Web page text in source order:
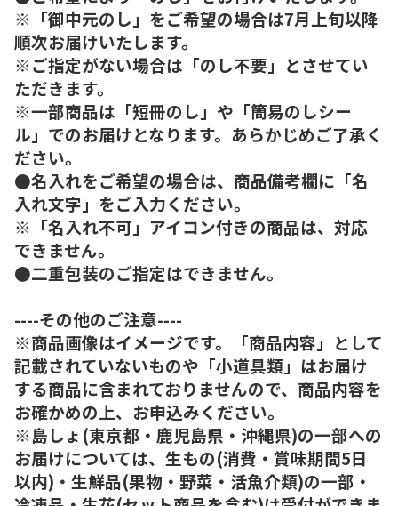
※「御中元のし」をご希望の場合は7月上旬以降
順次お届けいたします。
※ご指定がない場合は「のし不要」とさせてい
ただきます。
※一部商品は「短冊のし」や「簡易のしシー
ル」でのお届けとなります。あらかじめご了承く
ださい。
●名入れをご希望の場合は、商品備考欄に「名
入れ文字」をご入力ください。
※「名入れ不可」アイコン付きの商品は、対応
できません。
●二重包装のご指定はできません。
----その他のご注意----
※商品画像はイメージです。「商品内容」として
記載されていないものや「小道具類」はお届け
する商品に含まれておりませんので、商品内容を
お確かめの上、お申込みください。
※島しょ(東京都・鹿児島県・沖縄県)の一部への
お届けについては、生もの(消費・賞味期間5日
以内)・生鮮品(果物・野菜・活魚介類)の一部・